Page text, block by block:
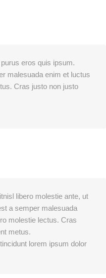
eros quis ipsum.
malesuada enim et luctus
Cras justo non justo
libero molestie ante, ut
a semper malesuada
molestie lectus. Cras
metus.
lorem ipsum dolor